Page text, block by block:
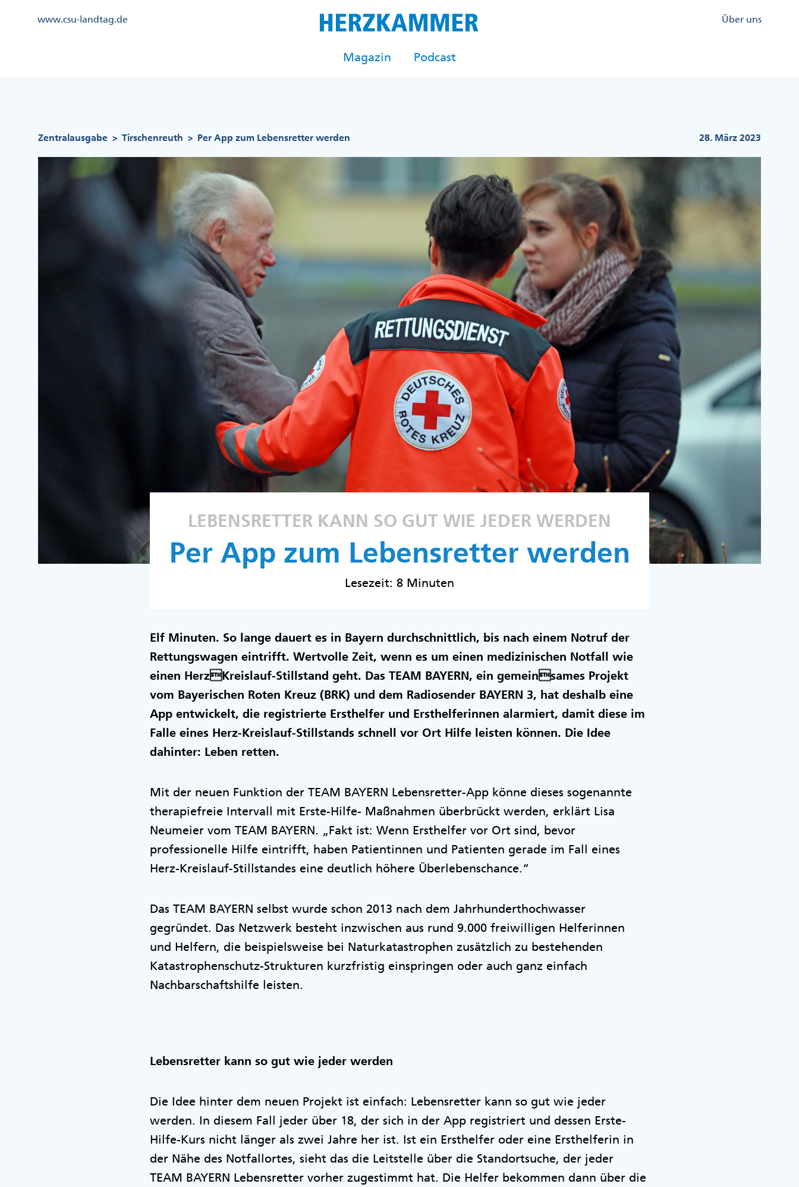
Kopfzeile
www.csu-landtag.de
Kopfzeile
Über uns
Magazin Podcast
Zentralausgabe > Tirschenreuth > Per App zum Lebensretter werden 28. März 2023
LEBENSRETTER KANN SO GUT WIE JEDER WERDEN
Per App zum Lebensretter werden
Lesezeit: 8 Minuten
Elf Minuten. So lange dauert es in Bayern durchschnittlich, bis nach einem Notruf der
Rettungswagen eintrifft. Wertvolle Zeit, wenn es um einen medizinischen Notfall wie
einen HerzKreislauf-Stillstand geht. Das TEAM BAYERN, ein gemeinsames Projekt
vom Bayerischen Roten Kreuz (BRK) und dem Radiosender BAYERN 3, hat deshalb eine
App entwickelt, die registrierte Ersthelfer und Ersthelferinnen alarmiert, damit diese im
Falle eines Herz-Kreislauf-Stillstands schnell vor Ort Hilfe leisten können. Die Idee
dahinter: Leben retten.
Mit der neuen Funktion der TEAM BAYERN Lebensretter-App könne dieses sogenannte
therapiefreie Intervall mit Erste-Hilfe- Maßnahmen überbrückt werden, erklärt Lisa
Neumeier vom TEAM BAYERN. „Fakt ist: Wenn Ersthelfer vor Ort sind, bevor
professionelle Hilfe eintrifft, haben Patientinnen und Patienten gerade im Fall eines
Herz-Kreislauf-Stillstandes eine deutlich höhere Überlebenschance.“
Das TEAM BAYERN selbst wurde schon 2013 nach dem Jahrhunderthochwasser
gegründet. Das Netzwerk besteht inzwischen aus rund 9.000 freiwilligen Helferinnen
und Helfern, die beispielsweise bei Naturkatastrophen zusätzlich zu bestehenden
Katastrophenschutz-Strukturen kurzfristig einspringen oder auch ganz einfach
Nachbarschaftshilfe leisten.
Lebensretter kann so gut wie jeder werden
Die Idee hinter dem neuen Projekt ist einfach: Lebensretter kann so gut wie jeder
werden. In diesem Fall jeder über 18, der sich in der App registriert und dessen Erste-
Hilfe-Kurs nicht länger als zwei Jahre her ist. Ist ein Ersthelfer oder eine Ersthelferin in
der Nähe des Notfallortes, sieht das die Leitstelle über die Standortsuche, der jeder
TEAM BAYERN Lebensretter vorher zugestimmt hat. Die Helfer bekommen dann über die